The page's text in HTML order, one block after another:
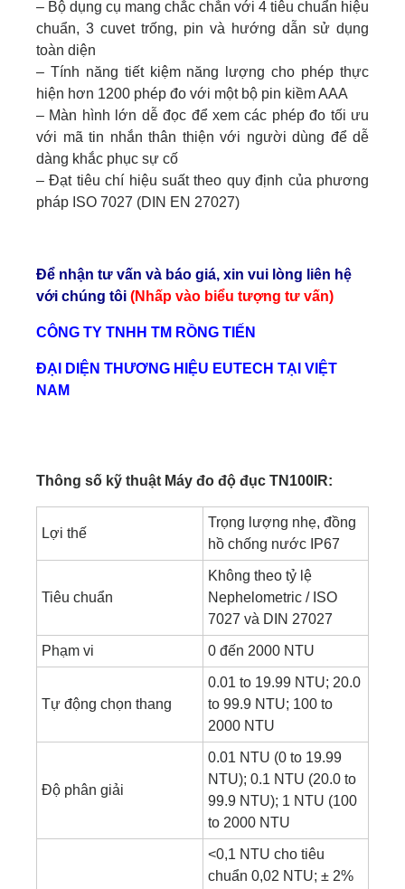
– Bộ dụng cụ mang chắc chắn với 4 tiêu chuẩn hiệu
chuẩn, 3 cuvet trống, pin và hướng dẫn sử dụng
toàn diện
– Tính năng tiết kiệm năng lượng cho phép thực
hiện hơn 1200 phép đo với một bộ pin kiềm AAA
– Màn hình lớn dễ đọc để xem các phép đo tối ưu
với mã tin nhắn thân thiện với người dùng để dễ
dàng khắc phục sự cố
– Đạt tiêu chí hiệu suất theo quy định của phương
pháp ISO 7027 (DIN EN 27027)
Để nhận tư vấn và báo giá, xin vui lòng liên hệ
với chúng tôi (Nhấp vào biểu tượng tư vấn)
CÔNG TY TNHH TM RỒNG TIẾN
ĐẠI DIỆN THƯƠNG HIỆU EUTECH TẠI VIỆT
NAM
Thông số kỹ thuật Máy đo độ đục TN100IR:
Lợi thế
Trọng lượng nhẹ, đồng
hồ chống nước IP67
Tiêu chuẩn
Không theo tỷ lệ
Nephelometric / ISO
7027 và DIN 27027
Phạm vi 0 đến 2000 NTU
Tự động chọn thang
0.01 to 19.99 NTU; 20.0
to 99.9 NTU; 100 to
2000 NTU
Độ phân giải
0.01 NTU (0 to 19.99
NTU); 0.1 NTU (20.0 to
99.9 NTU); 1 NTU (100
to 2000 NTU
<0,1 NTU cho tiêu
chuẩn 0,02 NTU; ± 2%